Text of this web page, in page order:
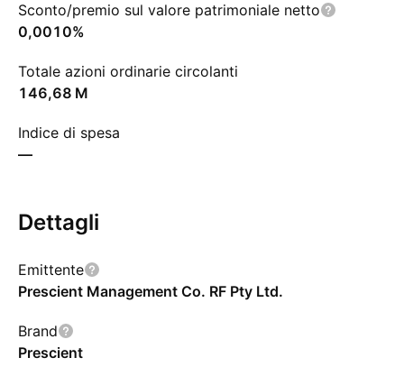
Sconto/premio sul valore patrimoniale netto
0,0010%
Totale azioni ordinarie circolanti
‪146,68 M‬
Indice di spesa
—
Dettagli
Emittente
Prescient Management Co. RF Pty Ltd.
Brand
Prescient